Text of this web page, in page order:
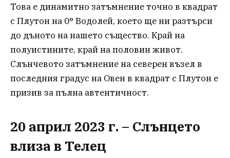
Това е динамитно затъмнение точно в квадрат
с Плутон на 0° Водолей, което ще ни разтърси
до дъното на нашето същество. Край на
полуистините, край на половин живот.
Слънчевото затъмнение на северен възел в
последния градус на Овен в квадрат с Плутон е
призив за пълна автентичност.
20 април 2023 г. – Слънцето
влиза в Телец